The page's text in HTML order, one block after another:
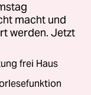
macht und
werden. Jetzt
frei Haus